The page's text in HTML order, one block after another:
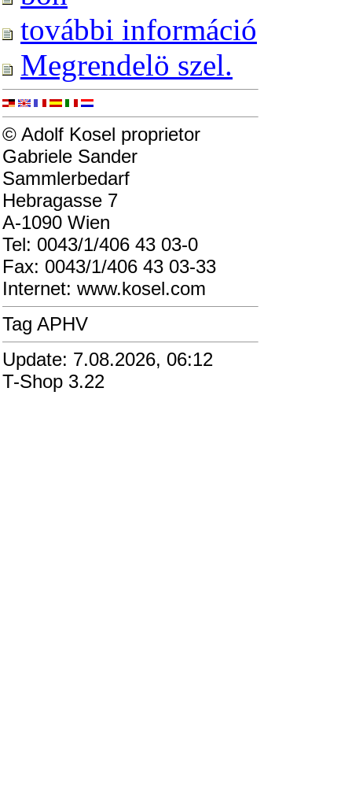
további információ
Megrendelö szel.
© Adolf Kosel proprietor
Gabriele Sander
Sammlerbedarf
Hebragasse 7
A-1090 Wien
Tel: 0043/1/406 43 03-0
Fax: 0043/1/406 43 03-33
Internet: www.kosel.com
Tag APHV
Update: 7.08.2026, 06:12
T-Shop 3.22